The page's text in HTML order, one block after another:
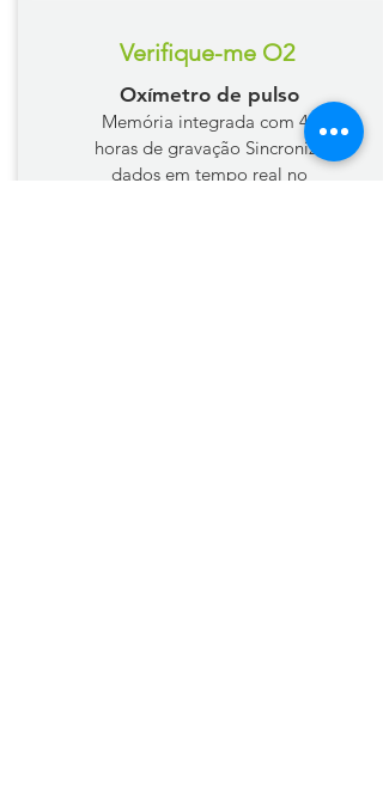
Verifique-me O2
Oxímetro de pulso
Memória integrada com 40
horas de gravação Sincronize
dados em tempo real no